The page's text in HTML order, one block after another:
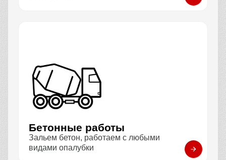
Бетонные работы
Зальем бетон, работаем с любыми
видами опалубки